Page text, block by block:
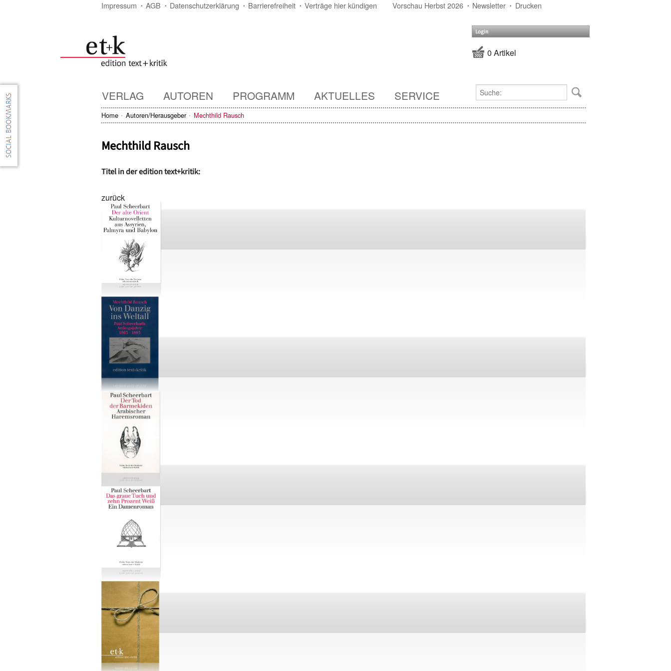
Impressum AGB Datenschutzerklärung Barrierefreiheit Verträge hier kündigen Vorschau Herbst 2026 Newsletter Drucken
Login
0 Artikel
VERLAG AUTOREN PROGRAMM AKTUELLES SERVICE
Home Autoren/Herausgeber Mechthild Rausch
Mechthild Rausch
Titel in der edition text+kritik:
zurück